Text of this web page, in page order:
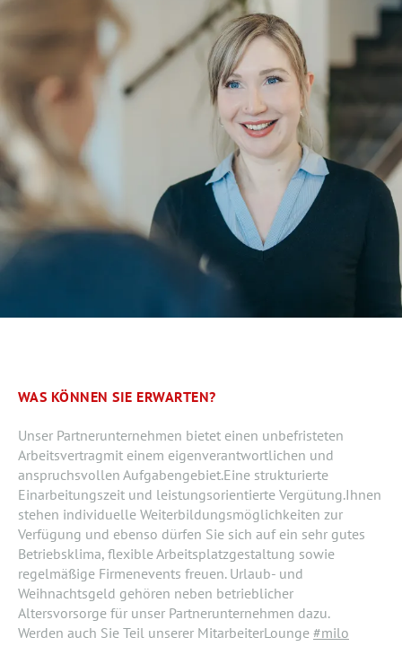
WAS KÖNNEN SIE ERWARTEN?
Unser Partnerunternehmen bietet einen unbefristeten
Arbeitsvertragmit einem eigenverantwortlichen und
anspruchsvollen Aufgabengebiet.Eine strukturierte
Einarbeitungszeit und leistungsorientierte Vergütung.Ihnen
stehen individuelle Weiterbildungsmöglichkeiten zur
Verfügung und ebenso dürfen Sie sich auf ein sehr gutes
Betriebsklima, flexible Arbeitsplatzgestaltung sowie
regelmäßige Firmenevents freuen. Urlaub- und
Weihnachtsgeld gehören neben betrieblicher
Altersvorsorge für unser Partnerunternehmen dazu.
Werden auch Sie Teil unserer MitarbeiterLounge #milo